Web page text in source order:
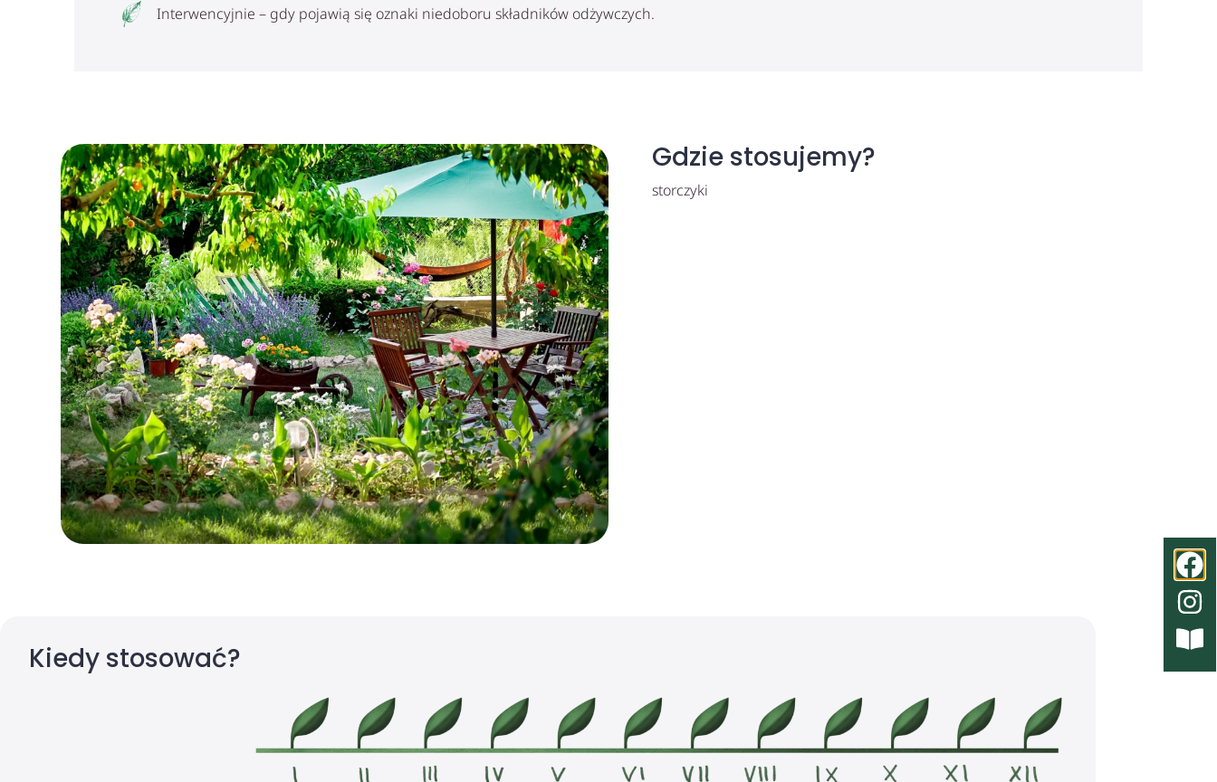
Interwencyjnie – gdy pojawią się oznaki niedoboru składników odżywczych.
Gdzie stosujemy?
storczyki
Kiedy stosować?